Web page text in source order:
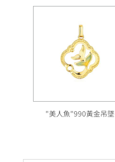
"美人魚"990黃金吊墜